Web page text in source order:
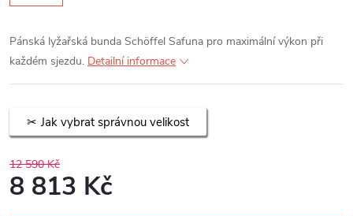
Pánská lyžařská bunda Schöffel Safuna pro maximální výkon při
každém sjezdu. Detailní informace
Jak vybrat správnou velikost
12 590 Kč
8 813 Kč